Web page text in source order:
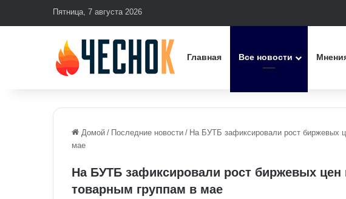
Пятница, 7 августа 2026
Главная Все новости
Домой / Последние новости / На БУТБ зафиксировали рост биржевых
мае
На БУТБ зафиксировали рост биржевых
товарным группам в мае